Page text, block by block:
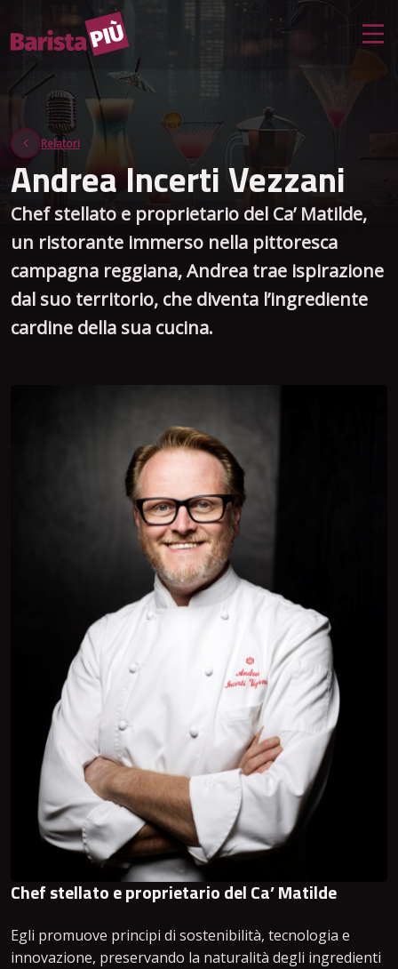
Relatori
Andrea Incerti Vezzani
Chef stellato e proprietario del Ca’ Matilde,
un ristorante immerso nella pittoresca
campagna reggiana, Andrea trae ispirazione
dal suo territorio, che diventa l’ingrediente
cardine della sua cucina.
Chef stellato e proprietario del Ca’ Matilde
Egli promuove principi di sostenibilità, tecnologia e
innovazione, preservando la naturalità degli ingredienti